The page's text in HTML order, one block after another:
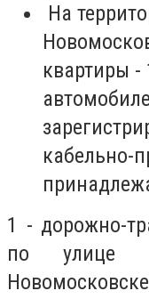
На
квартиры -
кабельно-
1 - дорожно-
по улице